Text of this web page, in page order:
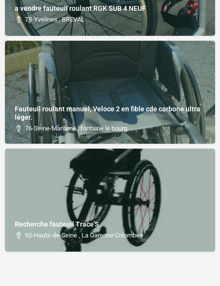
a vendre fauteuil roulant RGK SUB 4 NEUF
78-Yvelines , BREVAL
Fauteuil roulant manuel, Veloce 2 en fible cde carbone ultra
léger.
76-Seine-Maritime , fontaine le bourg
Recherche fauteuil Trace'S
92-Hauts-de-Seine , La Garenne Colombes